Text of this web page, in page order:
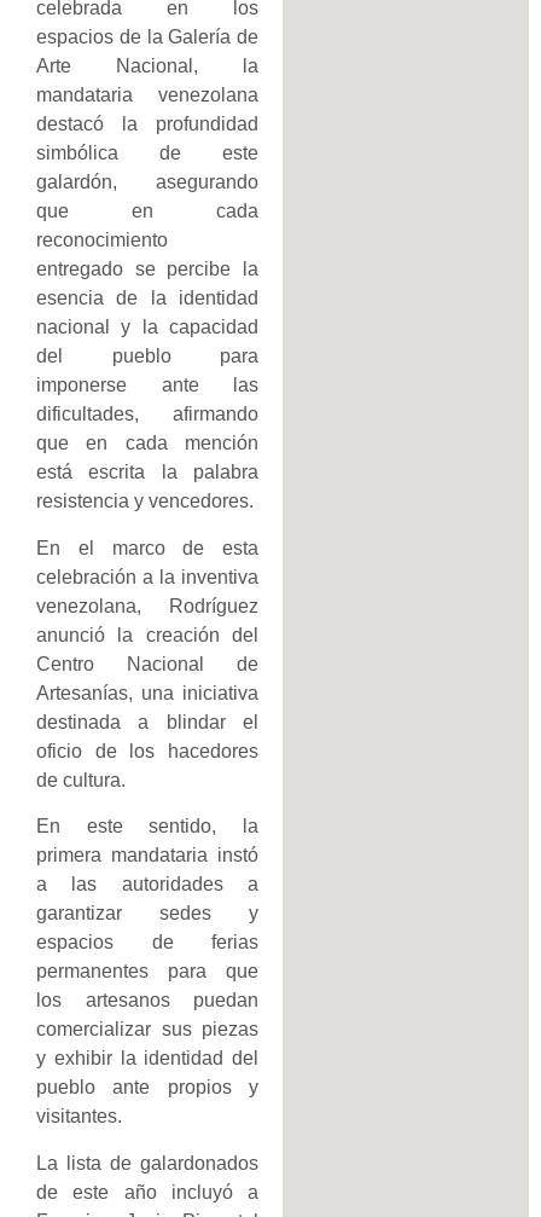
celebrada en los
espacios de la Galería de
Arte Nacional, la
mandataria venezolana
destacó la profundidad
simbólica de este
galardón, asegurando
que en cada
reconocimiento
entregado se percibe la
esencia de la identidad
nacional y la capacidad
del pueblo para
imponerse ante las
dificultades, afirmando
que en cada mención
está escrita la palabra
resistencia y vencedores.
​En el marco de esta
celebración a la inventiva
venezolana, Rodríguez
anunció la creación del
Centro Nacional de
Artesanías, una iniciativa
destinada a blindar el
oficio de los hacedores
de cultura.
En este sentido, la
primera mandataria instó
a las autoridades a
garantizar sedes y
espacios de ferias
permanentes para que
los artesanos puedan
comercializar sus piezas
y exhibir la identidad del
pueblo ante propios y
visitantes.
La lista de galardonados
de este año incluyó a